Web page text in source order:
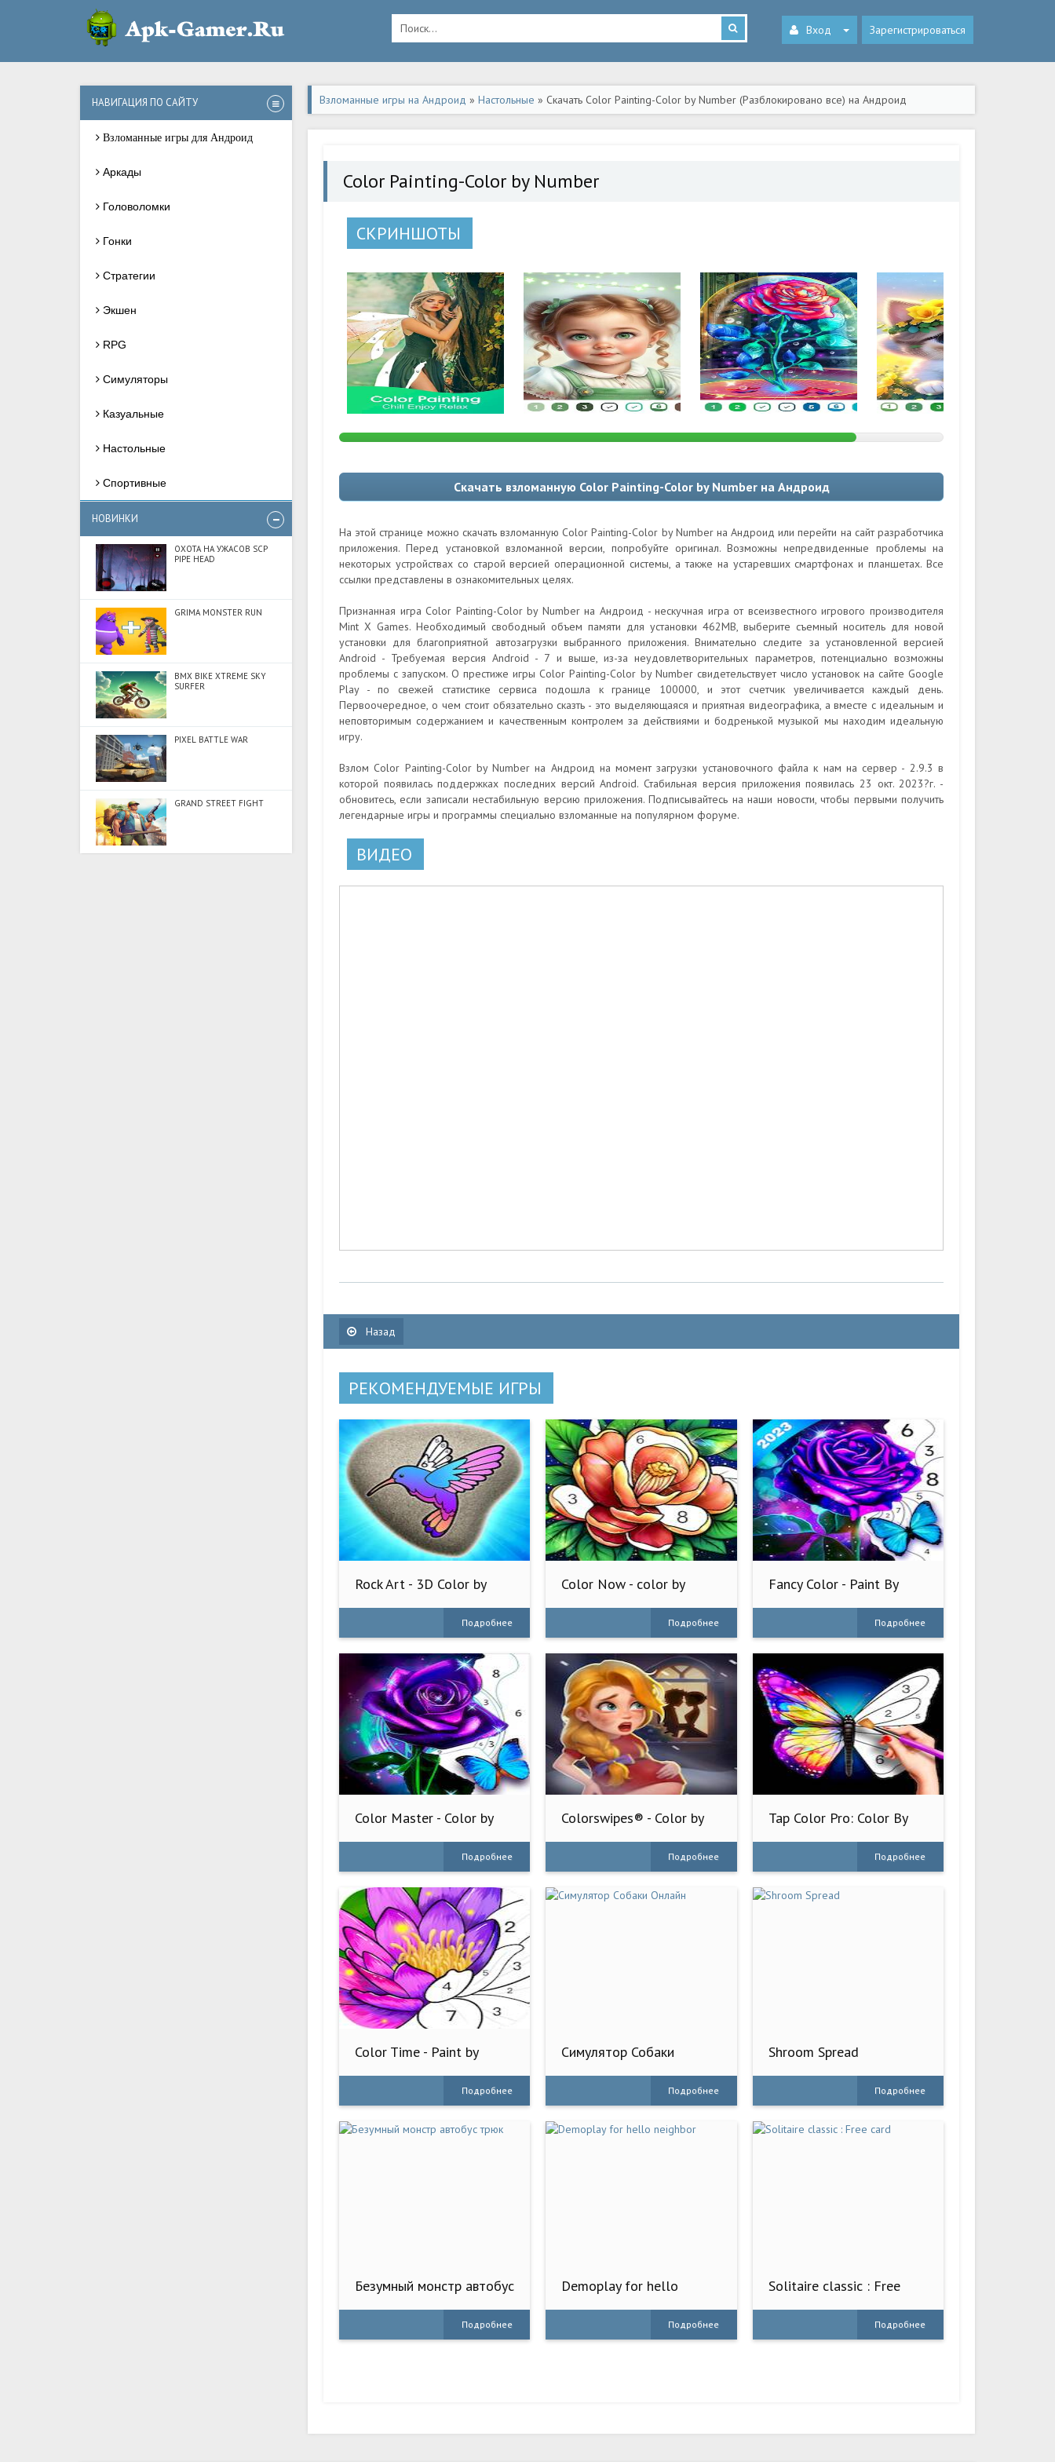
Вход Зарегистрироваться
НАВИГАЦИЯ ПО САЙТУ
Взломанные игры для Андроид
Аркады
Головоломки
Гонки
Стратегии
Экшен
RPG
Симуляторы
Казуальные
Настольные
Спортивные
НОВИНКИ
ОХОТА НА УЖАСОВ SCP
PIPE HEAD
GRIMA MONSTER RUN
BMX BIKE XTREME SKY
SURFER
PIXEL BATTLE WAR
GRAND STREET FIGHT
Взломанные игры на Андроид » Настольные » Скачать Color Painting-Color by Number (Разблокировано все) на Андроид
Color Painting-Color by Number
СКРИНШОТЫ
Скачать взломанную Color Painting-Color by Number на Андроид
На этой странице можно скачать взломанную Color Painting-Color by Number на Андроид или перейти на сайт разработчика
приложения. Перед установкой взломанной версии, попробуйте оригинал. Возможны непредвиденные проблемы на
некоторых устройствах со старой версией операционной системы, а также на устаревших смартфонах и планшетах. Все
ссылки представлены в ознакомительных целях.
Признанная игра Color Painting-Color by Number на Андроид - нескучная игра от всеизвестного игрового производителя
Mint X Games. Необходимый свободный объем памяти для установки 462MB, выберите съемный носитель для новой
установки для благоприятной автозагрузки выбранного приложения. Внимательно следите за установленной версией
Android - Требуемая версия Android - 7 и выше, из-за неудовлетворительных параметров, потенциально возможны
проблемы с запуском. О престиже игры Color Painting-Color by Number свидетельствует число установок на сайте Google
Play - по свежей статистике сервиса подошла к границе 100000, и этот счетчик увеличивается каждый день.
Первоочередное, о чем стоит обязательно сказть - это выделяющаяся и приятная видеографика, а вместе с идеальным и
неповторимым содержанием и качественным контролем за действиями и бодренькой музыкой мы находим идеальную
игру.
Взлом Color Painting-Color by Number на Андроид на момент загрузки установочного файла к нам на сервер - 2.9.3 в
которой появилась поддержках последних версий Android. Стабильная версия приложения появилась 23 окт. 2023?г. -
обновитесь, если записали нестабильную версию приложения. Подписывайтесь на наши новости, чтобы первыми получить
легендарные игры и программы специально взломанные на популярном форуме.
ВИДЕО
Назад
РЕКОМЕНДУЕМЫЕ ИГРЫ
Rock Art - 3D Color by
Подробнее
Color Now - color by
Подробнее
Fancy Color - Paint By
Подробнее
Color Master - Color by
Подробнее
Colorswipes® - Color by
Подробнее
Tap Color Pro: Color By
Подробнее
Color Time - Paint by
Подробнее
Симулятор Собаки
Подробнее
Shroom Spread
Подробнее
Безумный монстр автобус
Подробнее
Demoplay for hello
Подробнее
Solitaire classic : Free
Подробнее